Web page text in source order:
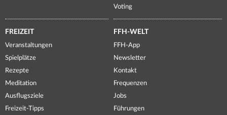
Voting
FREIZEIT
Veranstaltungen
Spielplätze
Rezepte
Meditation
Ausflugsziele
Freizeit-Tipps
FFH-WELT
FFH-App
Newsletter
Kontakt
Frequenzen
Jobs
Führungen